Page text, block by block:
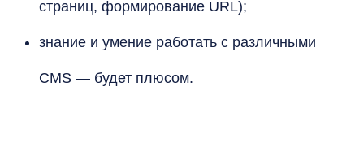
страниц, формирование URL);
знание и умение работать с различными
CMS — будет плюсом.